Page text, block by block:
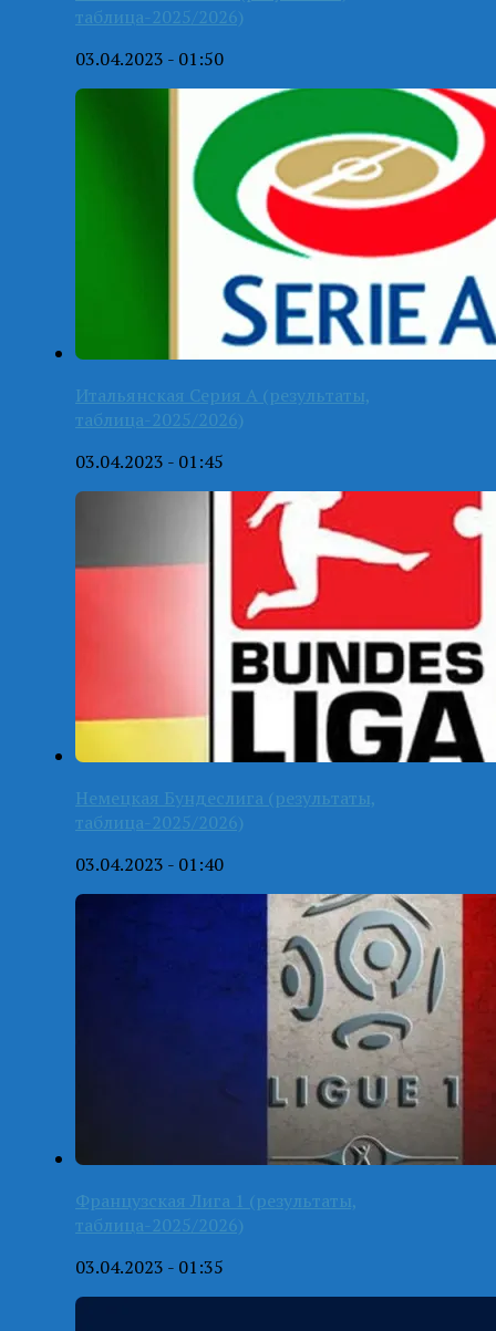
таблица-2025/2026)
03.04.2023 - 01:50
Итальянская Серия А (результаты,
таблица-2025/2026)
03.04.2023 - 01:45
Немецкая Бундеслига (результаты,
таблица-2025/2026)
03.04.2023 - 01:40
Французская Лига 1 (результаты,
таблица-2025/2026)
03.04.2023 - 01:35